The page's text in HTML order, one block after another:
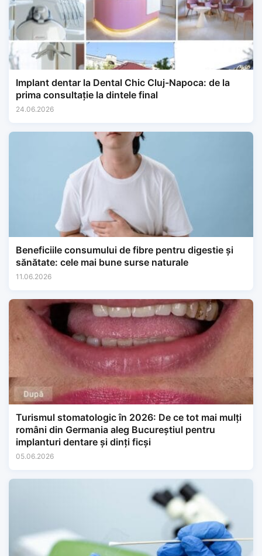
Implant dentar la Dental Chic Cluj-Napoca: de la
prima consultație la dintele final
24.06.2026
Beneficiile consumului de fibre pentru digestie și
sănătate: cele mai bune surse naturale
11.06.2026
Turismul stomatologic în 2026: De ce tot mai mulți
români din Germania aleg Bucureștiul pentru
implanturi dentare și dinți ficși
05.06.2026